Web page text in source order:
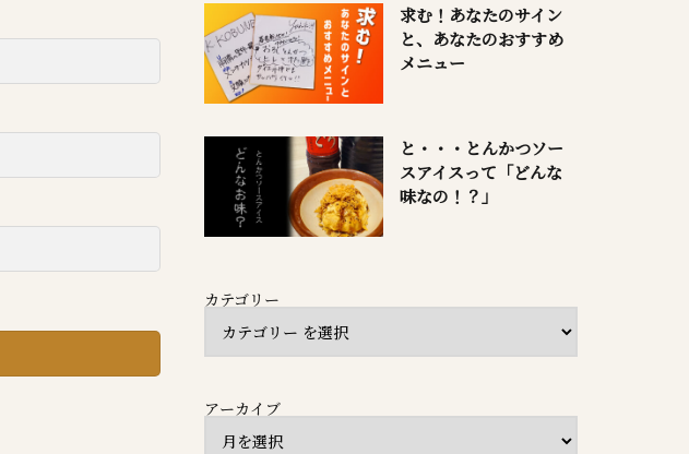
求む！あなたのサイン
と、あなたのおすすめ
メニュー
と・・・とんかつソー
スアイスって「どんな
味なの！？」
カテゴリー
アーカイブ